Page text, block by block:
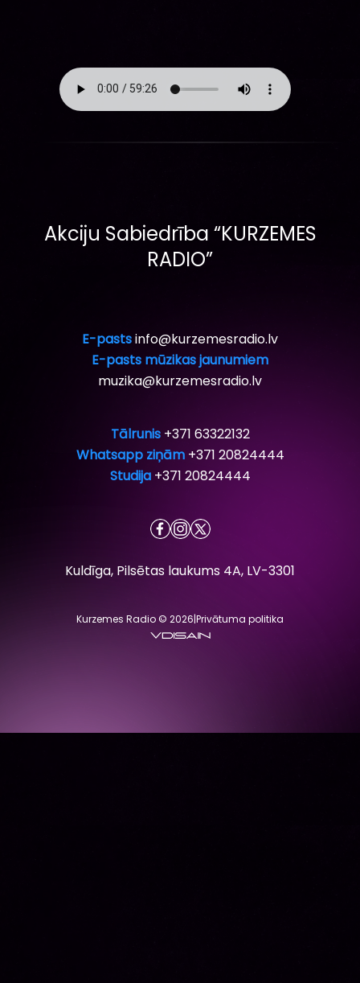
Akciju Sabiedrība “KURZEMES
RADIO”
E-pastsinfo@kurzemesradio.lv
E-pasts mūzikas jaunumiem
muzika@kurzemesradio.lv
Tālrunis +371 63322132
Whatsapp ziņām +371 20824444
Studija +371 20824444
Kuldīga, Pilsētas laukums 4A, LV-3301
Kurzemes Radio © 2026|Privātuma politika